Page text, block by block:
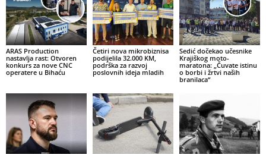
ARAS Production
nastavlja rast: Otvoren
konkurs za nove CNC
operatere u Bihaću
Četiri nova mikrobiznisa
podijelila 32.000 KM,
podrška za razvoj
poslovnih ideja mladih
Sedić dočekao učesnike
Krajiškog moto-
maratona: „Čuvate istinu
o borbi i žrtvi naših
branilaca“